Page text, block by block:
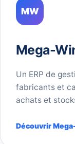
MW
Mega-
Un ERP de
fabricants et
achats et
Découvrir